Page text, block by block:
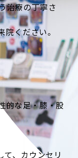
治療の丁寧さ
ください。
的な足・膝・股
、カウンセリ